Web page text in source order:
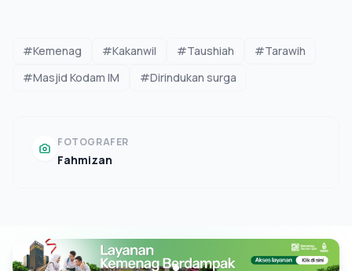
#Kemenag #Kakanwil #Taushiah
#Tarawih
#Masjid Kodam IM
#Dirindukan surga
FOTOGRAFER
Fahmizan